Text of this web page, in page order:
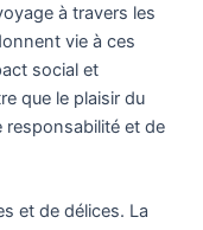
à travers les
vie à ces
social et
que le plaisir du
et de
et de délices. La